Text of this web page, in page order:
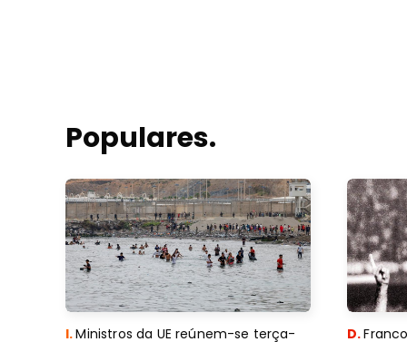
Populares.
I.Ministros da UE reúnem-se terça-
D.